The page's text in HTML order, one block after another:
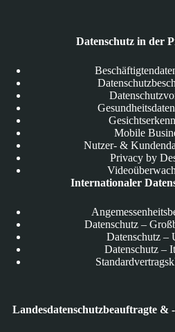
Datenschutz in der
Mobile
Nutzer- &
Privacy by
Internationaler
Datenschutz –
Datenschutz –
Datenschutz –
Landesdatenschutzbeauftragte &